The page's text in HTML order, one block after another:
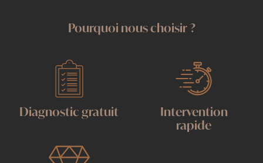
Pourquoi nous choisir ?
Diagnostic gratuit
Intervention
rapide